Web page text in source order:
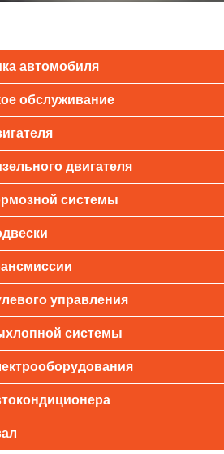
автомобиля
обслуживание
двигателя
системы
управления
системы